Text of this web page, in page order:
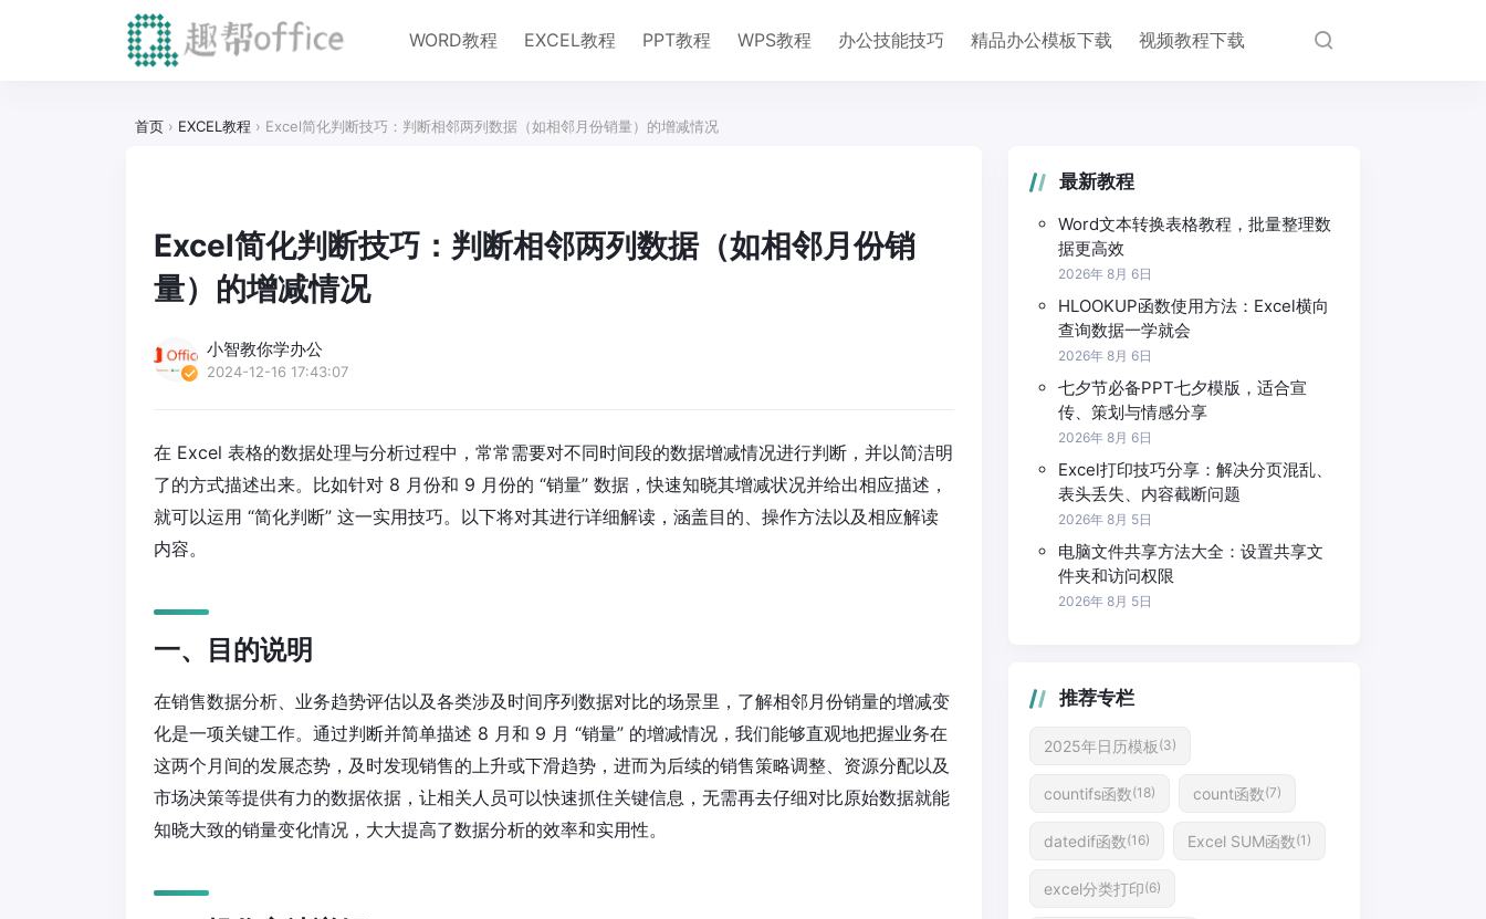
WORD教程 EXCEL教程 PPT教程 WPS教程 办公技能技巧 精品办公模板下载 视频教程下载
首页 › EXCEL教程 › Excel简化判断技巧：判断相邻两列数据（如相邻月份销量）的增减情况
Excel简化判断技巧：判断相邻两列数据（如相邻月份销
量）的增减情况
小智教你学办公
2024-12-16 17:43:07
在 Excel 表格的数据处理与分析过程中，常常需要对不同时间段的数据增减情况进行判断，并以简洁明
了的方式描述出来。比如针对 8 月份和 9 月份的 “销量” 数据，快速知晓其增减状况并给出相应描述，
就可以运用 “简化判断” 这一实用技巧。以下将对其进行详细解读，涵盖目的、操作方法以及相应解读
内容。
一、目的说明
在销售数据分析、业务趋势评估以及各类涉及时间序列数据对比的场景里，了解相邻月份销量的增减变
化是一项关键工作。通过判断并简单描述 8 月和 9 月 “销量” 的增减情况，我们能够直观地把握业务在
这两个月间的发展态势，及时发现销售的上升或下滑趋势，进而为后续的销售策略调整、资源分配以及
市场决策等提供有力的数据依据，让相关人员可以快速抓住关键信息，无需再去仔细对比原始数据就能
知晓大致的销量变化情况，大大提高了数据分析的效率和实用性。
最新教程
Word文本转换表格教程，批量整理数
据更高效
2026年 8月 6日
HLOOKUP函数使用方法：Excel横向
查询数据一学就会
2026年 8月 6日
七夕节必备PPT七夕模版，适合宣
传、策划与情感分享
2026年 8月 6日
Excel打印技巧分享：解决分页混乱、
表头丢失、内容截断问题
2026年 8月 5日
电脑文件共享方法大全：设置共享文
件夹和访问权限
2026年 8月 5日
推荐专栏
2025年日历模板 (3)
countifs函数(18) count函数(7)
datedif函数(16) Excel SUM函数(1)
excel分类打印(6)